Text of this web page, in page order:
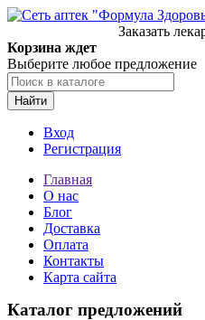
Заказать
Корзина ждет
Выберите любое предложение
Найти
Вход
Регистрация
Главная
О нас
Блог
Доставка
Оплата
Контакты
Карта сайта
Каталог предложений